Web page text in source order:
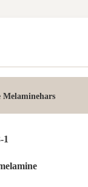
Melaminehars
1